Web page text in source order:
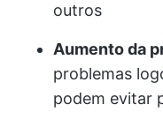
outros
Aumento da
problemas
podem evitar